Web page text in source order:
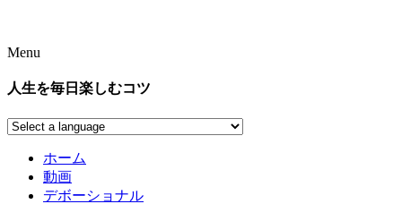
Menu
人生を毎日楽しむコツ
ホーム
動画
デボーショナル